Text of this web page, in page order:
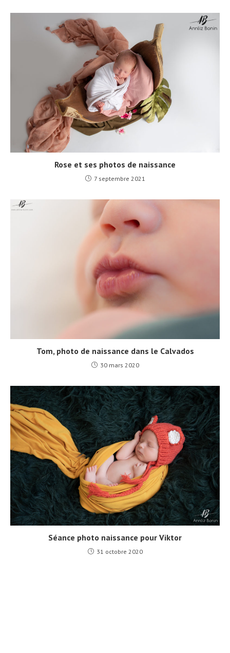
Rose et ses photos de naissance
7 septembre 2021
Tom, photo de naissance dans le Calvados
30 mars 2020
Séance photo naissance pour Viktor
31 octobre 2020